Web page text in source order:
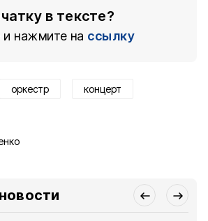
в тексте?
нажмите на ссылку
оркестр концерт